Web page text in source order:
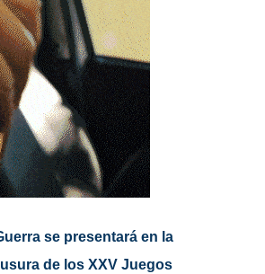
se presentará en la
de los XXV Juegos